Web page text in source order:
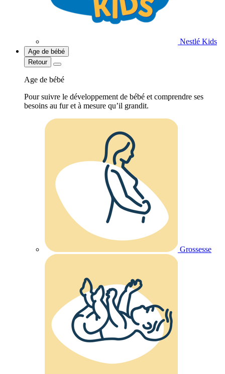
Nestlé Kids
Age de bébé
Retour
Age de bébé
Pour suivre le développement de bébé et comprendre ses
besoins au fur et à mesure qu’il grandit.
Grossesse